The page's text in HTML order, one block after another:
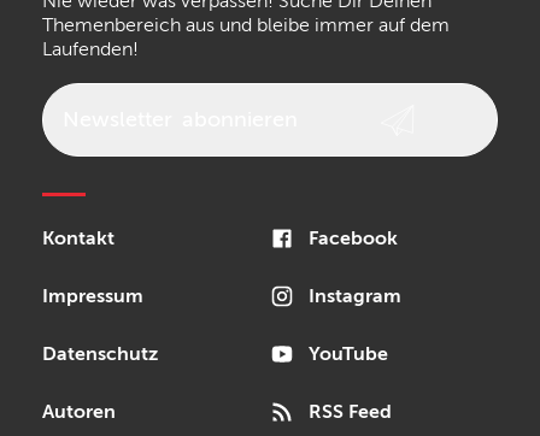
Themenbereich aus und bleibe immer auf dem
Laufenden!
Kontakt
Impressum
Datenschutz
Autoren
Facebook
Instagram
YouTube
RSS Feed